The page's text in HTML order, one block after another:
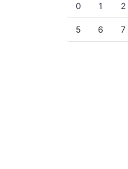
0 1 2
5 6 7